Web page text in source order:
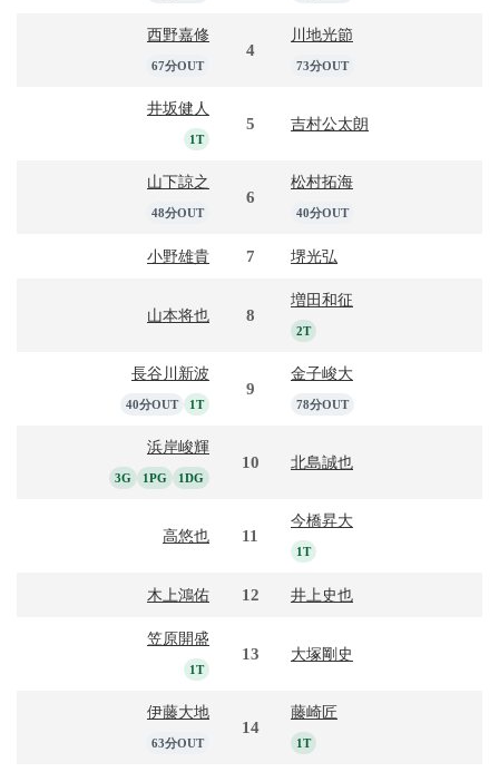
西野嘉修
67分OUT
4
川地光節
73分OUT
井坂健人
1T
5 吉村公太朗
山下諒之
48分OUT
6
松村拓海
40分OUT
小野雄貴 7 堺光弘
山本将也 8
増田和征
2T
長谷川新波
40分OUT 1T
9
金子峻大
78分OUT
浜岸峻輝
3G 1PG 1DG
10 北島誠也
高悠也 11
今橋昇大
1T
木上鴻佑 12 井上史也
笠原開盛
1T
13 大塚剛史
伊藤大地
63分OUT
14
藤崎匠
1T